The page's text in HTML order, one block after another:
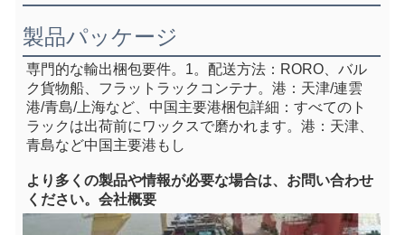
製品パッケージ
専門的な輸出梱包要件。1。 配送方法：RORO、バル
ク貨物船、フラットラックコンテナ。港：天津/連雲
港/青島/上海など、中国主要港梱包詳細：すべてのト
ラックは出荷前にワックスで磨かれます。港：天津、
青島など中国主要港 もし
より多くの製品や情報が必要な場合は、お問い合わせ
ください。 会社概要